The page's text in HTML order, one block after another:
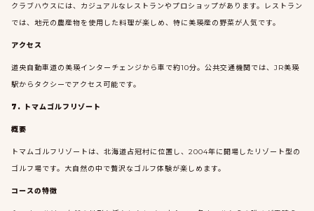
クラブハウスには、カジュアルなレストランやプロショップがあります。レストラン
では、地元の農産物を使用した料理が楽しめ、特に美瑛産の野菜が人気です。
アクセス
道央自動車道の美瑛インターチェンジから車で約10分。公共交通機関では、JR美瑛
駅からタクシーでアクセス可能です。
7. トマムゴルフリゾート
概要
トマムゴルフリゾートは、北海道占冠村に位置し、2004年に開場したリゾート型の
ゴルフ場です。大自然の中で贅沢なゴルフ体験が楽しめます。
コースの特徴